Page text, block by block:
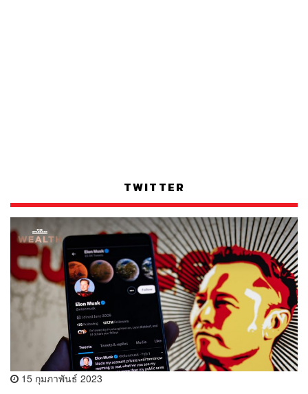
TWITTER
15 กุมภาพันธ์ 2023